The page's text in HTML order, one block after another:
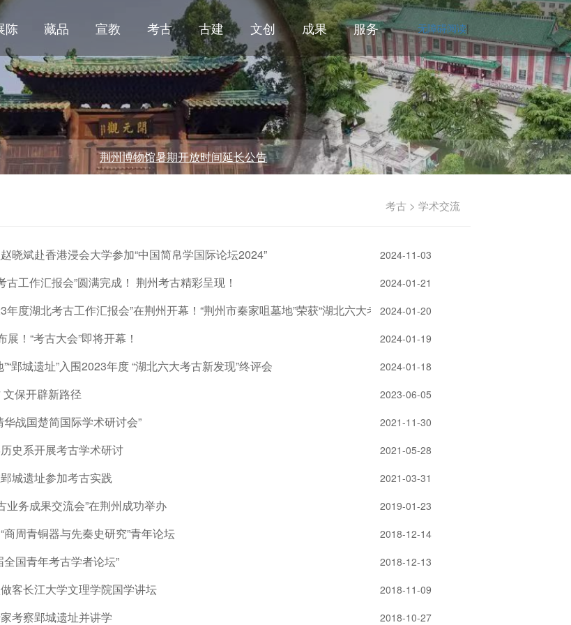
陈 藏品 宣教 考古 古建 文创 成果 服务 无障碍阅读|
荆州博物馆暑期开放时间延长公告
考古 > 学术交流
晓斌赴香港浸会大学参加“中国简帛学国际论坛2024” 2024-11-03
古工作汇报会”圆满完成！ 荆州考古精彩呈现！ 2024-01-21
年度湖北考古工作汇报会”在荆州开幕！“荆州市秦家咀墓地”荣获“湖北六大考古新发现”！
2024-01-20
展！“考古大会”即将开幕！ 2024-01-19
郢城遗址”入围2023年度 “湖北六大考古新发现”终评会 2024-01-18
保开辟新路径 2023-06-05
华战国楚简国际学术研讨会” 2021-11-30
史系开展考古学术研讨 2021-05-28
城遗址参加考古实践 2021-03-31
业务成果交流会”在荆州成功举办 2019-01-23
商周青铜器与先秦史研究”青年论坛 2018-12-14
国青年考古学者论坛” 2018-12-13
客长江大学文理学院国学讲坛 2018-11-09
考察郢城遗址并讲学 2018-10-27